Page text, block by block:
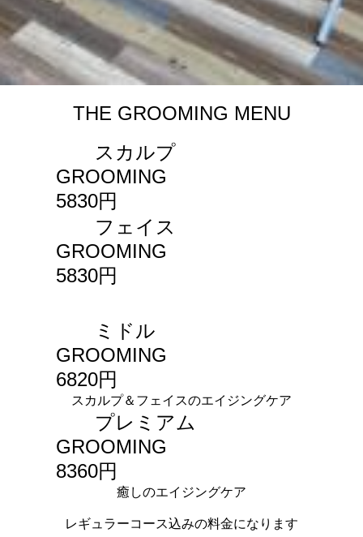
THE GROOMING MENU
スカルプ
GROOMING
5830円
フェイス
GROOMING
5830円
ミドル
GROOMING
6820円
スカルプ＆フェイスのエイジングケア
プレミアム
GROOMING
8360円
癒しのエイジングケア
レギュラーコース込みの料金になります